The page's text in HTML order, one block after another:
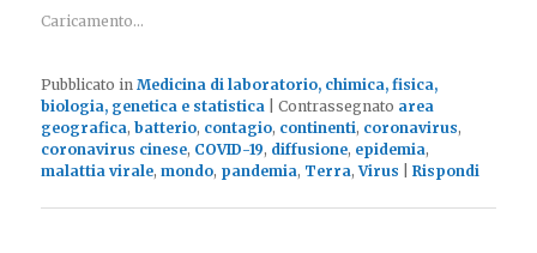
Caricamento...
Pubblicato in Medicina di laboratorio, chimica, fisica,
biologia, genetica e statistica
|Contrassegnato area
geografica,batterio, contagio, continenti, coronavirus,
coronavirus cinese, COVID-19, diffusione, epidemia,
malattia virale,mondo, pandemia, Terra,Virus |Rispondi